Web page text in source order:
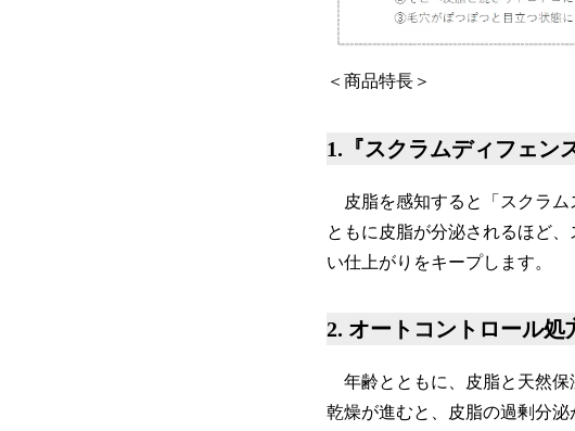
＜商品特⾧＞
1.『スクラムディフェン
皮脂を感知すると「スクラム
ともに皮脂が分泌されるほど
い仕上がりをキープします。
2. オートコントロール
年齢とともに、皮脂と天然保
乾燥が進むと、皮脂の過剰分